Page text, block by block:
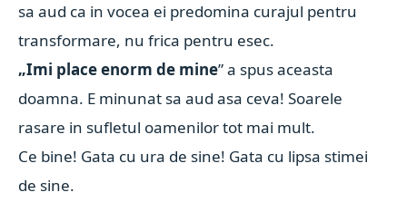
sa aud ca in vocea ei predomina curajul pentru
transformare, nu frica pentru esec.
„Imi place enorm de mine” a spus aceasta
doamna. E minunat sa aud asa ceva! Soarele
rasare in sufletul oamenilor tot mai mult.
Ce bine! Gata cu ura de sine! Gata cu lipsa stimei
de sine.